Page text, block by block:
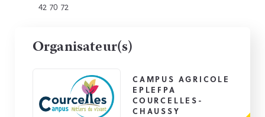
42 70 72
Organisateur(s)
CAMPUS AGRICOLE
EPLEFPA
COURCELLES-
CHAUSSY